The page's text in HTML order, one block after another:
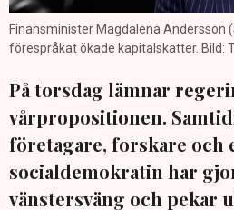
Finansminister Magdalena Andersson
förespråkat ökade kapitalskatter. Bild:
På torsdag lämnar
vårpropositionen.
företagare, forskare och
socialdemokratin har
vänstersväng och pekar